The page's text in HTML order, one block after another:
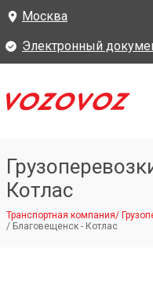
Москва
Электронный
Котлас
Транспортная компания/
/ Благовещенск - Котлас